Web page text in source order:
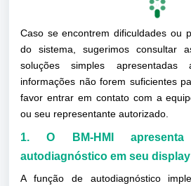
Caso se encontrem dificuldades ou
do sistema, sugerimos consultar
soluções simples
informações não forem suficientes
favor entrar em contato com a
ou seu representante autorizado.
1. O BM-HMI
autodiagnóstico em seu display
A função de autodiagnóstico